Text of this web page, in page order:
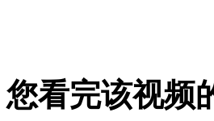
实拍孕妇掩护同伙裙下偷奶粉
您看完该视频